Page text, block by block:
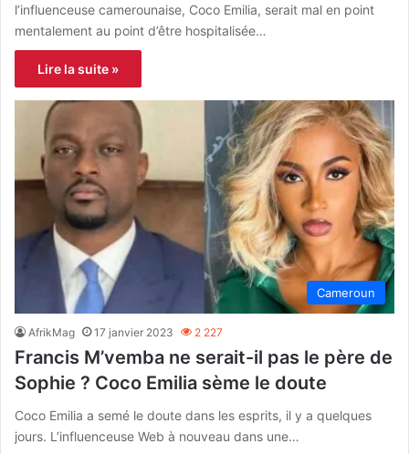
l’influenceuse camerounaise, Coco Emilia, serait mal en point
mentalement au point d’être hospitalisée…
Lire la suite »
Cameroun
AfrikMag 17 janvier 2023 2 227
Francis M’vemba ne serait-il pas le père de
Sophie ? Coco Emilia sème le doute
Coco Emilia a semé le doute dans les esprits, il y a quelques
jours. L’influenceuse Web à nouveau dans une…